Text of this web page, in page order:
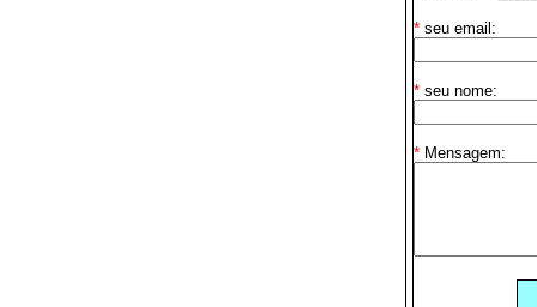
*seu email:
*seu nome:
*Mensagem: